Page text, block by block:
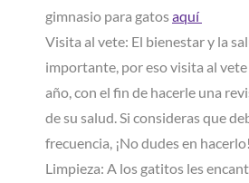
gimnasio para gatosaquí
Visita al vete: El bienestar y la
importante, por eso visita al
año, con el fin de hacerle una
de su salud. Si consideras que
frecuencia, ¡No dudes en hacerlo!
Limpieza: A los gatitos les